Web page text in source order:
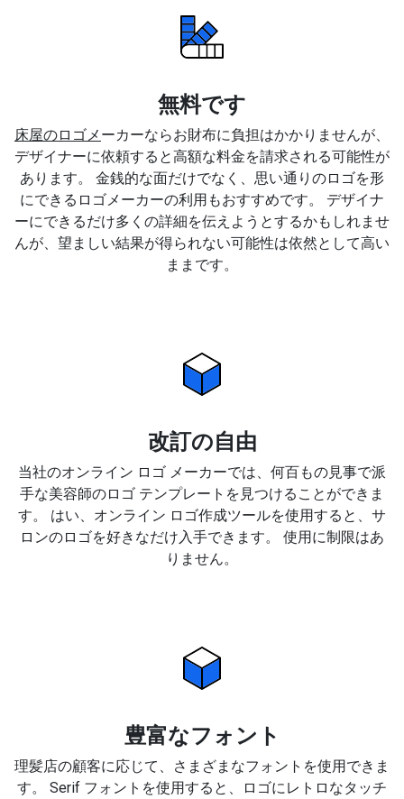
無料です
床屋のロゴメ ーカーならお財布に負担はかかりませんが、
デザイナーに依頼すると高額な料金を請求される可能性が
あります。 金銭的な面だけでなく、思い通りのロゴを形
にできるロゴメーカーの利用もおすすめです。 デザイナ
ーにできるだけ多くの詳細を伝えようとするかもしれませ
んが、望ましい結果が得られない可能性は依然として高い
ままです。
改訂の自由
当社のオンライン ロゴ メーカーでは、何百もの見事で派
手な美容師のロゴ テンプレートを見つけることができま
す。 はい、オンライン ロゴ作成ツールを使用すると、サ
ロンのロゴを好きなだけ入手できます。 使用に制限はあ
りません。
豊富なフォント
理髪店の顧客に応じて、さまざまなフォントを使用できま
す。 Serif フォントを使用すると、ロゴにレトロなタッチ